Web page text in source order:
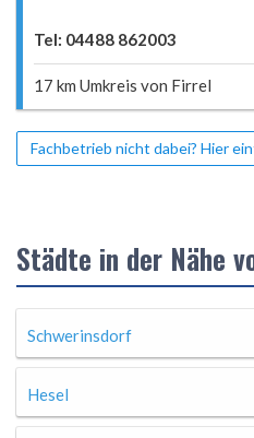
Tel: 04488 862003
17 km Umkreis von Firrel
Fachbetrieb nicht dabei? Hier
Städte in der Nähe
Schwerinsdorf
Hesel